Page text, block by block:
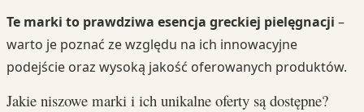
Te marki to prawdziwa esencja greckiej pielęgnacji –
warto je poznać ze względu na ich innowacyjne
podejście oraz wysoką jakość oferowanych produktów.
Jakie niszowe marki i ich unikalne oferty są dostępne?